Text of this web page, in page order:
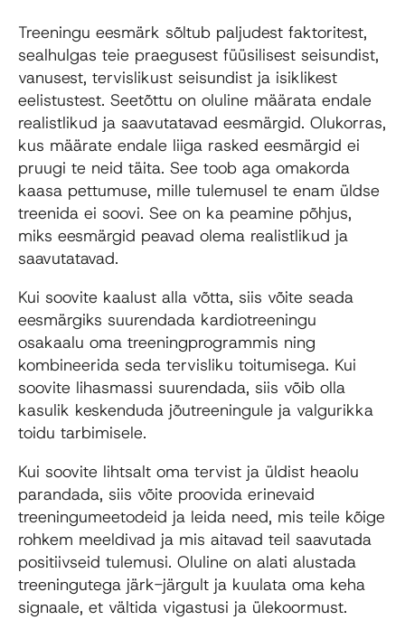
Treeningu eesmärk sõltub paljudest faktoritest,
sealhulgas teie praegusest füüsilisest seisundist,
vanusest, tervislikust seisundist ja isiklikest
eelistustest. Seetõttu on oluline määrata endale
realistlikud ja saavutatavad eesmärgid. Olukorras,
kus määrate endale liiga rasked eesmärgid ei
pruugi te neid täita. See toob aga omakorda
kaasa pettumuse, mille tulemusel te enam üldse
treenida ei soovi. See on ka peamine põhjus,
miks eesmärgid peavad olema realistlikud ja
saavutatavad.
Kui soovite kaalust alla võtta, siis võite seada
eesmärgiks suurendada kardiotreeningu
osakaalu oma treeningprogrammis ning
kombineerida seda tervisliku toitumisega. Kui
soovite lihasmassi suurendada, siis võib olla
kasulik keskenduda jõutreeningule ja valgurikka
toidu tarbimisele.
Kui soovite lihtsalt oma tervist ja üldist heaolu
parandada, siis võite proovida erinevaid
treeningumeetodeid ja leida need, mis teile kõige
rohkem meeldivad ja mis aitavad teil saavutada
positiivseid tulemusi. Oluline on alati alustada
treeningutega järk-järgult ja kuulata oma keha
signaale, et vältida vigastusi ja ülekoormust.